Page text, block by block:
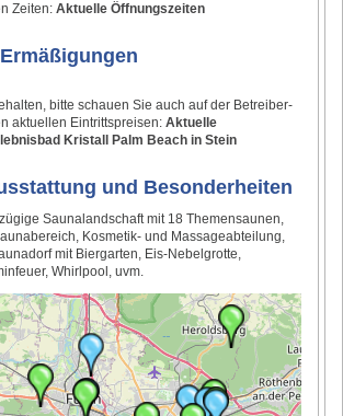
Zeiten:Aktuelle Öffnungszeiten
bitte schauen Sie auch auf der Betreiber-
aktuellen Eintrittspreisen:Aktuelle
Kristall Palm Beach in Stein
und Besonderheiten
Saunalandschaft mit 18 Themensaunen,
Kosmetik- und Massageabteilung,
mit Biergarten, Eis-Nebelgrotte,
Whirlpool, uvm.